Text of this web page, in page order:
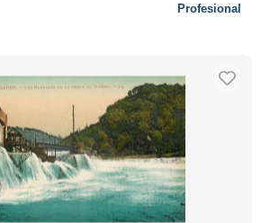
Profesional